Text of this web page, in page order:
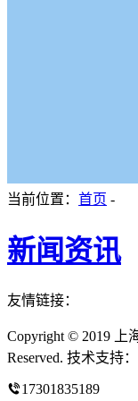
当前位置： 首页 -
新闻资讯
友情链接：
Copyright © 2019 上
Reserved. 技术支持：
17301835189